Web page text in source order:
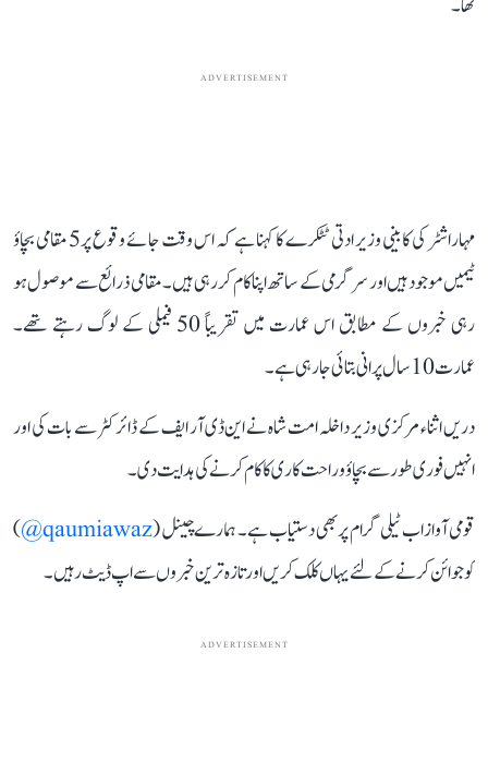
ADVERTISEMENT
مہاراشٹر کی کابینی وزیر ادتی ٹٹکرے کا کہنا ہے کہ اس وقت جائے وقوع پر5 مقامی بچاؤ
ٹیمیں موجود ہیں اور سرگرمی کے ساتھ اپنا کام کر رہی ہیں۔ مقامی ذرائع سے موصول ہو
رہی خبروں کے مطابق اس عمارت میں تقریباً 50 فیملی کے لوگ رہتے تھے۔
عمارت10 سال پرانی بتائی جارہی ہے۔
دریں اثناء مرکزی وزیر داخلہ امت شاہ نے این ڈی آر ایف کے ڈائرکٹر سے بات کی اور
انہیں فوری طور سے بچاؤ و راحت کاری کا کام کرنے کی ہدایت دی۔
قومی آواز اب ٹیلی گرام پر بھی دستیاب ہے۔ ہمارے چینل (qaumiawaz@
)
کو جوائن کرنے کے لئے یہاں کلک کریں اور تازہ ترین خبروں سے اپ ڈیٹ رہیں۔
ADVERTISEMENT